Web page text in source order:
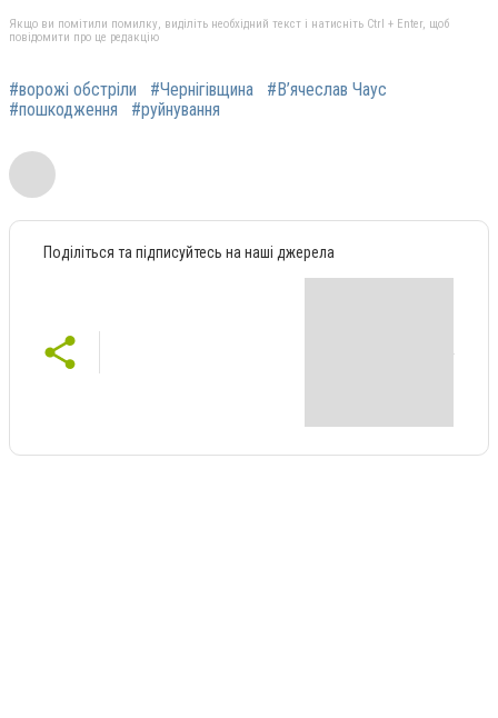
Якщо ви помітили помилку, виділіть необхідний текст і натисніть Ctrl + Enter, щоб
повідомити про це редакцію
#ворожі обстріли #Чернігівщина
#В’ячеслав Чаус
#пошкодження
#руйнування
Поділіться та підписуйтесь на наші джерела